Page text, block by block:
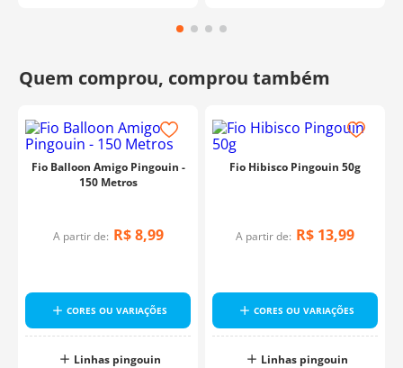
Fio Balloon Amigo Pingouin -
150 Metros
A partir de: R$ 8,99
CORES OU VARIAÇÕES
Linhas pingouin
Fio Hibisco Pingouin 50g
A partir de: R$ 13,99
CORES OU VARIAÇÕES
Linhas pingouin